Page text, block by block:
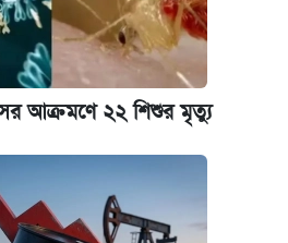
আক্রমণে ২২ শিশুর মৃত্যু